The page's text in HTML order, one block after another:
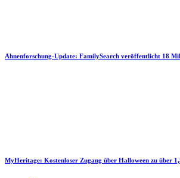
Ahnenforschung-Update: FamilySearch veröffentlicht 18
MyHeritage: Kostenloser Zugang über Halloween zu über